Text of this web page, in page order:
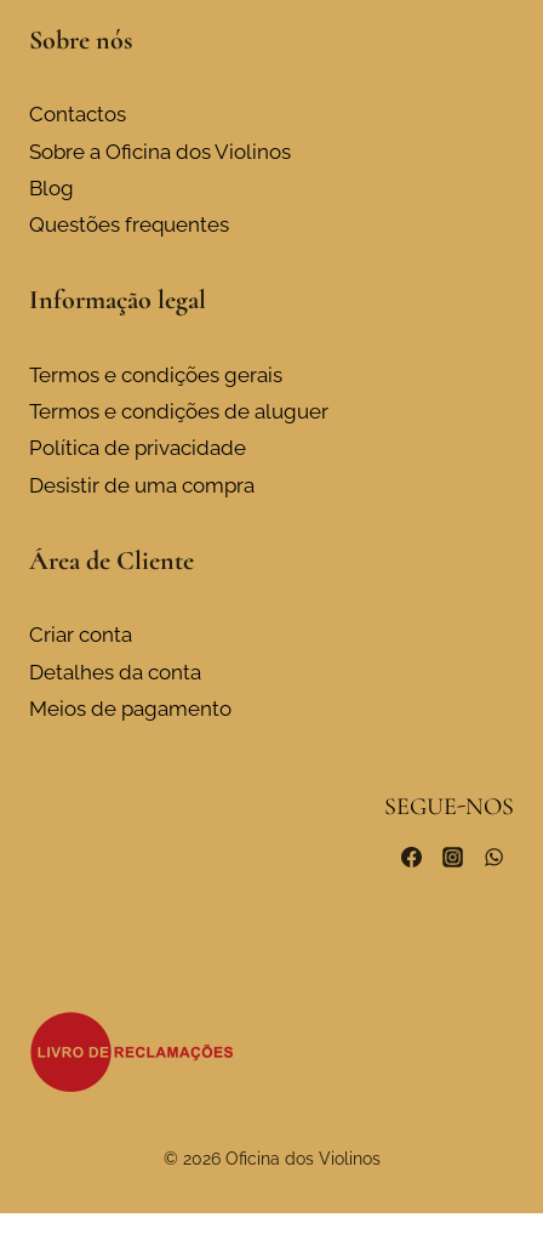
Sobre nós
Contactos
Sobre a Oficina dos Violinos
Blog
Questões frequentes
Informação legal
Termos e condições gerais
Termos e condições de aluguer
Política de privacidade
Desistir de uma compra
Área de Cliente
Criar conta
Detalhes da conta
Meios de pagamento
SEGUE-NOS
© 2026 Oficina dos Violinos